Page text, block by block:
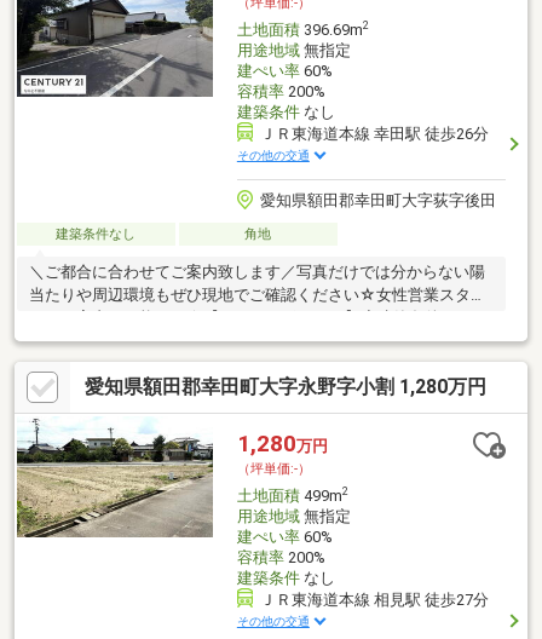
土地面積396.69m2
用途地域無指定
建ぺい率60%
容積率200%
建築条件なし
ＪＲ東海道本線 幸田駅 徒歩26分
その他の交通
愛知県額田郡幸田町大字荻字後田
建築条件なし 角地
＼ご都合に合わせてご案内致します／写真だけでは分からない陽
当たりや周辺環境もぜひ現地でご確認ください☆女性営業スタッ
土地面積100坪超◆国道248号線、23号線近くの立地です。◆幸田
町立図書館など生活便利施設が充実【周辺環境】◆荻谷小学校…
約1324ｍ◆幸田中学校…約1939ｍまずは『資料請求（無料）』か
らお気軽にお問い合わせください。気になる税金、契約諸費用に
ついてご説明いたします。不動産のことなら、センチュリー21な
みと不動産へおまかせください。
愛知県額田郡幸田町大字永野字小割 1,280万円
1,280万円
（坪単価:-）
土地面積499m2
用途地域無指定
建ぺい率60%
容積率200%
建築条件なし
ＪＲ東海道本線 相見駅 徒歩27分
その他の交通